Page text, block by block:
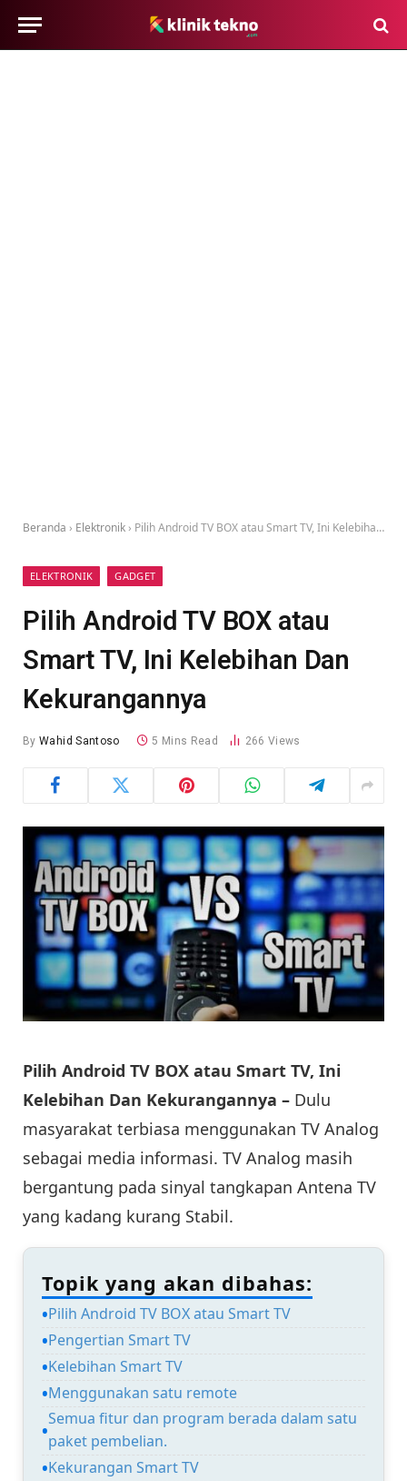
Beranda › Elektronik › Pilih Android TV BOX atau Smart TV, Ini Kelebihan Dan Kekurangannya
ELEKTRONIK GADGET
Pilih Android TV BOX atau
Smart TV, Ini Kelebihan Dan
Kekurangannya
By Wahid Santoso 5 Mins Read 266 Views
Pilih Android TV BOX atau Smart TV, Ini
Kelebihan Dan Kekurangannya – Dulu
masyarakat terbiasa menggunakan TV Analog
sebagai media informasi. TV Analog masih
bergantung pada sinyal tangkapan Antena TV
yang kadang kurang Stabil.
Topik yang akan dibahas:
Pilih Android TV BOX atau Smart TV
Pengertian Smart TV
Kelebihan Smart TV
Menggunakan satu remote
Semua fitur dan program berada dalam satu
paket pembelian.
Kekurangan Smart TV